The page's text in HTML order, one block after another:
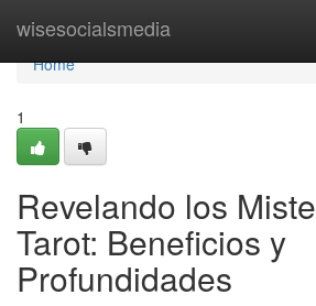
wisesocialsmedia
Home
Home
1
Revelando los
Tarot: Beneficios y
Profundidades